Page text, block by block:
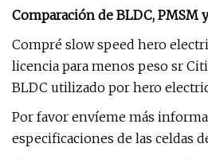
Comparación de BLDC, PMSM
Compré slow speed hero
licencia para menos peso sr
BLDC utilizado por hero
Por favor envíeme más
especificaciones de las celdas